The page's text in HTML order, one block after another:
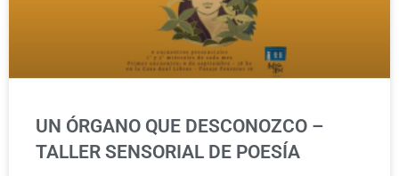
UN ÓRGANO QUE DESCONOZCO –
TALLER SENSORIAL DE POESÍA